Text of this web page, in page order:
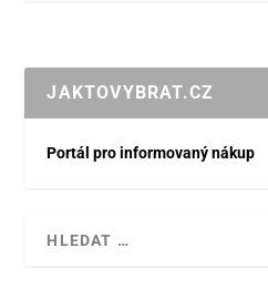
JAKTOVYBRAT.CZ
Portál pro informovaný nákup